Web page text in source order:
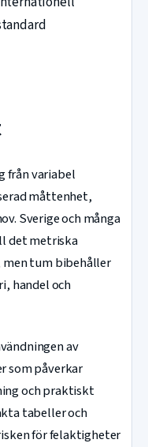
från variabel
måttenhet,
Sverige och många
det metriska
tum bibehåller
handel och
av
som påverkar
och praktiskt
tabeller och
för felaktigheter